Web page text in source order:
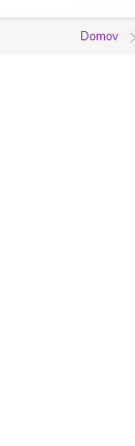
Domov